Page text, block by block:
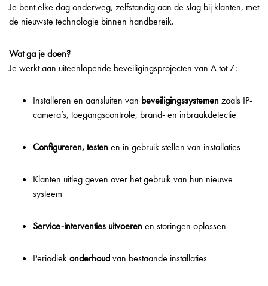
Je bent elke dag onderweg, zelfstandig aan de slag bij klanten, met
de nieuwste technologie binnen handbereik.
Wat ga je doen?
Je werkt aan uiteenlopende beveiligingsprojecten van A tot Z:
Installeren en aansluiten van beveiligingssystemenzoals IP-
camera’s, toegangscontrole, brand- en inbraakdetectie
Configureren, testenen in gebruik stellen van installaties
Klanten uitleg geven over het gebruik van hun nieuwe
systeem
Service-interventies uitvoerenen storingen oplossen
Periodiekonderhoudvan bestaande installaties